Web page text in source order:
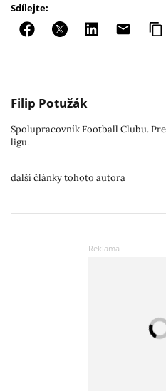
Sdílejte:
Filip Potužák
Spolupracovník Football Clubu.
ligu.
další články tohoto autora